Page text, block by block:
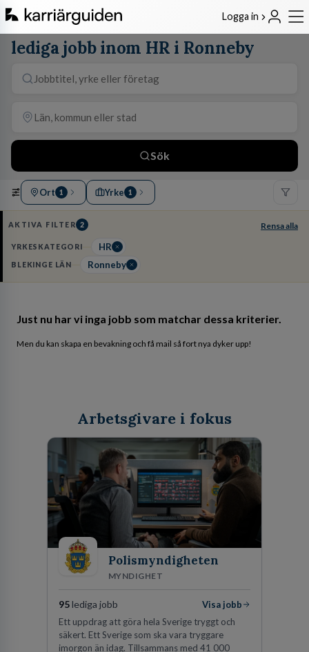
Logga in
lediga jobb inom HR i Ronneby
Sök
Ort 1 Yrke 1
AKTIVA FILTER 2 Rensa alla
YRKESKATEGORI HR
BLEKINGE LÄN Ronneby
Just nu har vi inga jobb som matchar dessa kriterier.
Men du kan skapa en bevakning och få mail så fort nya dyker upp!
Arbetsgivare i fokus
Polismyndigheten
MYNDIGHET
95lediga jobb
Visa jobb
Ett uppdrag att göra hela Sverige tryggt och
säkert. Ett Sverige som ska vara tryggare
imorgon än idag. Tillsammans med 41 000